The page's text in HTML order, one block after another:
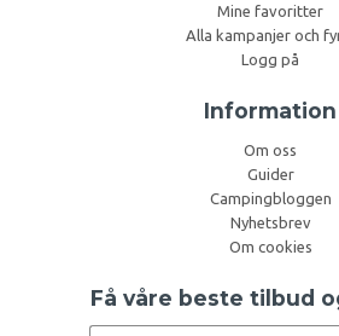
Mine favoritter
Alla kampanjer och
Logg på
Information
Om oss
Guider
Campingbloggen
Nyhetsbrev
Om cookies
Få våre beste tilbud